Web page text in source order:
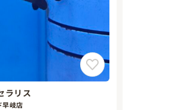
ラリス
早岐店